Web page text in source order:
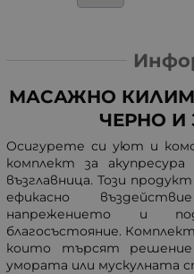
МАСАЖНО
ЧЕРНО И
Осигурете си уют и
комплект за
възглавница. Този
ефикасно
напрежението и
благосъстояние.
които търсят решение
умората или мускулната